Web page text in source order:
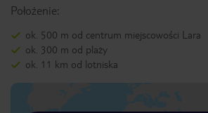
Położenie:
ok. 500 m od centrum miejscowości Lara
ok. 300 m od plaży
ok. 11 km od lotniska